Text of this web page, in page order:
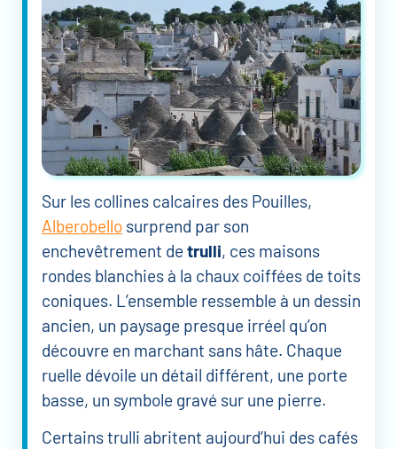
Sur les collines calcaires des Pouilles,
Alberobello surprend par son
enchevêtrement de trulli, ces maisons
rondes blanchies à la chaux coiffées de toits
coniques. L’ensemble ressemble à un dessin
ancien, un paysage presque irréel qu’on
découvre en marchant sans hâte. Chaque
ruelle dévoile un détail différent, une porte
basse, un symbole gravé sur une pierre.
Certains trulli abritent aujourd’hui des cafés